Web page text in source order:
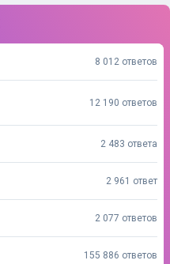
8 012 ответов
12 190 ответов
2 483 ответа
2 961 ответ
2 077 ответов
155 886 ответов